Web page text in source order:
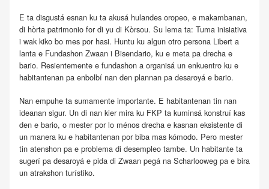
E ta disgustá esnan ku ta akusá hulandes oropeo, e makambanan,
di hòrta patrimonio for di yu di Kòrsou. Su lema ta: Tuma inisiativa
i wak kiko bo mes por hasi. Huntu ku algun otro persona Libert a
lanta e Fundashon Zwaan i Bisendario, ku e meta pa drecha e
bario. Resientemente e fundashon a organisá un enkuentro ku e
habitantenan pa enbolbí nan den plannan pa desaroyá e bario.
Nan empuhe ta sumamente importante. E habitantenan tin nan
ideanan sigur. Un di nan kier mira ku FKP ta kuminsá konstruí kas
den e bario, o mester por lo ménos drecha e kasnan eksistente di
un manera ku e habitantenan por biba mas kómodo. Pero mester
tin atenshon pa e problema di desempleo tambe. Un habitante ta
sugerí pa desaroyá e pida di Zwaan pegá na Scharlooweg pa e bira
un atrakshon turístiko.